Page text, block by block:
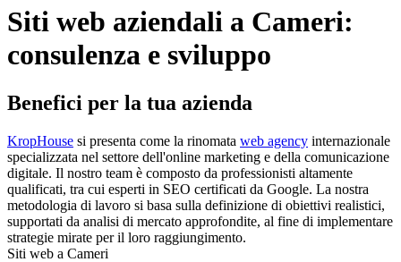
Siti web aziendali a Cameri:
consulenza e sviluppo
Benefici per la tua azienda
KropHouse si presenta come la rinomata web agency internazionale
specializzata nel settore dell'online marketing e della comunicazione
digitale. Il nostro team è composto da professionisti altamente
qualificati, tra cui esperti in SEO certificati da Google. La nostra
metodologia di lavoro si basa sulla definizione di obiettivi realistici,
supportati da analisi di mercato approfondite, al fine di implementare
strategie mirate per il loro raggiungimento.
Siti web a Cameri